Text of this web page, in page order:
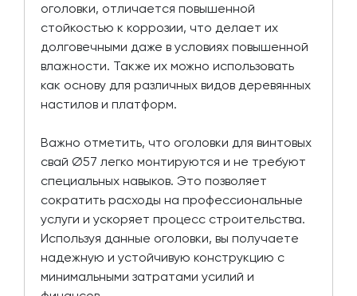
оголовки, отличается повышенной
стойкостью к коррозии, что делает их
долговечными даже в условиях повышенной
влажности. Также их можно использовать
как основу для различных видов деревянных
настилов и платформ.
Важно отметить, что оголовки для винтовых
свай Ø57 легко монтируются и не требуют
специальных навыков. Это позволяет
сократить расходы на профессиональные
услуги и ускоряет процесс строительства.
Используя данные оголовки, вы получаете
надежную и устойчивую конструкцию с
минимальными затратами усилий и